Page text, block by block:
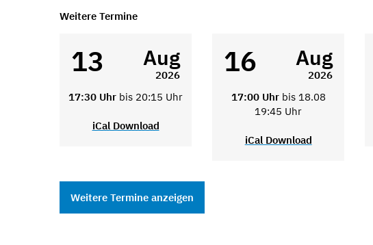
Weitere Termine
13 Aug
2026
17:30 Uhr bis 20:15 Uhr
iCal Download
16 Aug
2026
17:00 Uhr bis 18.08
19:45 Uhr
iCal Download
Weitere Termine anzeigen